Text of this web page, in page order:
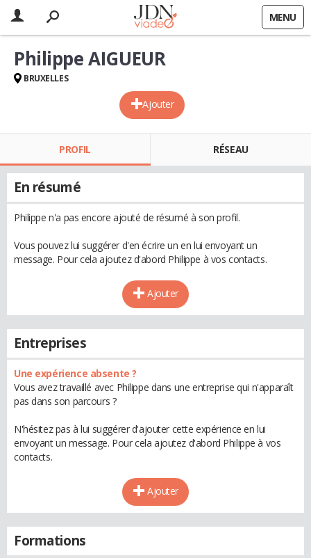
MENU
Ajouter
Philippe AIGUEUR
BRUXELLES
PROFIL RÉSEAU
En résumé
Philippe n'a pas encore ajouté de résumé à son profil.
Vous pouvez lui suggérer d'en écrire un en lui envoyant un
message. Pour cela ajoutez d'abord Philippe à vos contacts.
Ajouter
Entreprises
Une expérience absente ?
Vous avez travaillé avec Philippe dans une entreprise qui n'apparaît
pas dans son parcours ?
N'hésitez pas à lui suggérer d'ajouter cette expérience en lui
envoyant un message. Pour cela ajoutez d'abord Philippe à vos
contacts.
Ajouter
Formations